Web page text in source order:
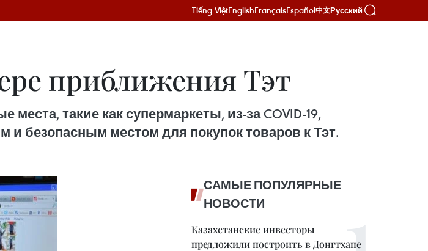
Tiếng ViệtEnglishFrançaisEspañol中文Русский
приближения Тэт
такие как супермаркеты, из-за COVID-19,
безопасным местом для покупок товаров к Тэт.
САМЫЕ ПОПУЛЯРНЫЕ
НОВОСТИ
Казахстанские инвесторы
предложили построить в Донгтхапе